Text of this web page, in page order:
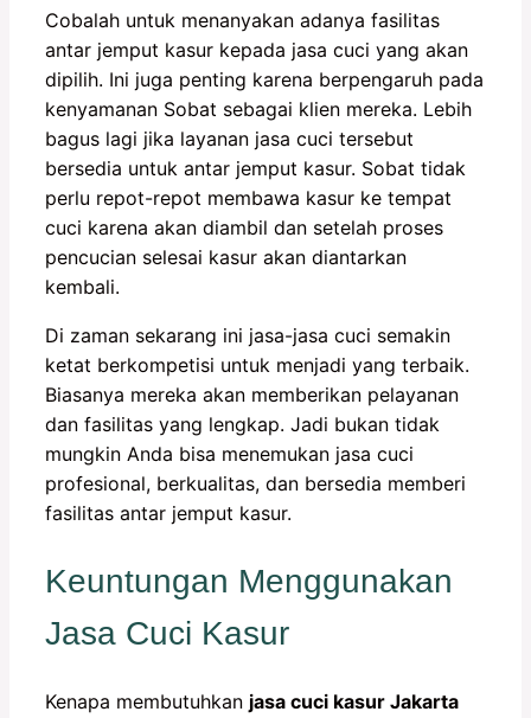
Cobalah untuk menanyakan adanya fasilitas
antar jemput kasur kepada jasa cuci yang akan
dipilih. Ini juga penting karena berpengaruh pada
kenyamanan Sobat sebagai klien mereka. Lebih
bagus lagi jika layanan jasa cuci tersebut
bersedia untuk antar jemput kasur. Sobat tidak
perlu repot-repot membawa kasur ke tempat
cuci karena akan diambil dan setelah proses
pencucian selesai kasur akan diantarkan
kembali.
Di zaman sekarang ini jasa-jasa cuci semakin
ketat berkompetisi untuk menjadi yang terbaik.
Biasanya mereka akan memberikan pelayanan
dan fasilitas yang lengkap. Jadi bukan tidak
mungkin Anda bisa menemukan jasa cuci
profesional, berkualitas, dan bersedia memberi
fasilitas antar jemput kasur.
Keuntungan Menggunakan
Jasa Cuci Kasur
Kenapa membutuhkan jasa cuci kasur Jakarta